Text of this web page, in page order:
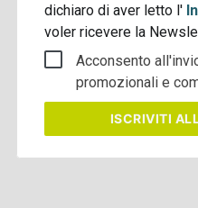
dichiaro di aver letto l'
voler ricevere la
Acconsento
promozionali e
ISCRIVITI